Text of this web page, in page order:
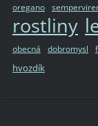
oregano
rostliny
obecná dobromysl
hvozdík